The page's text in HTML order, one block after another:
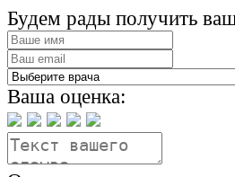
Будем рады получить
Ваша оценка: